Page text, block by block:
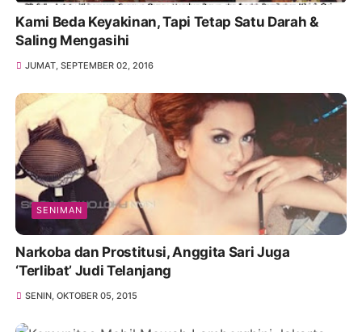
Kami Beda Keyakinan, Tapi Tetap Satu Darah &
Saling Mengasihi
JUMAT, SEPTEMBER 02, 2016
SENIMAN
Narkoba dan Prostitusi, Anggita Sari Juga
‘Terlibat’ Judi Telanjang
SENIN, OKTOBER 05, 2015